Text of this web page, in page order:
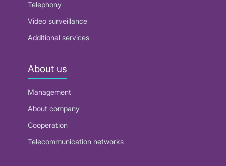
Telephony
Video surveillance
Additional services
About us
Management
About company
Cooperation
Telecommunication networks